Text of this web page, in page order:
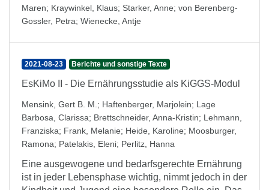
Maren; Kraywinkel, Klaus; Starker, Anne; von Berenberg-
Gossler, Petra; Wienecke, Antje
2021-08-23 Berichte und sonstige Texte
EsKiMo II - Die Ernährungsstudie als KiGGS-Modul
Mensink, Gert B. M. ; Haftenberger, Marjolein; Lage
Barbosa, Clarissa; Brettschneider, Anna-Kristin; Lehmann,
Franziska; Frank, Melanie; Heide, Karoline; Moosburger,
Ramona; Patelakis, Eleni; Perlitz, Hanna
Eine ausgewogene und bedarfsgerechte Ernährung
ist in jeder Lebensphase wichtig, nimmt jedoch in der